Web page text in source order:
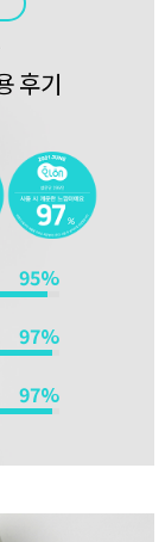
후기
95%
97%
97%